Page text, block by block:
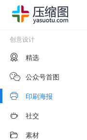
创意设计
精选
公众号首图
印刷海报
社交
素材